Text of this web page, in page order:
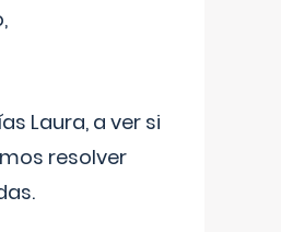
Laura, a ver si
resolver